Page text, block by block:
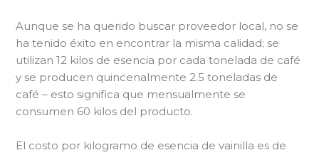
Aunque se ha querido buscar proveedor local, no se
ha tenido éxito en encontrar la misma calidad; se
utilizan 12 kilos de esencia por cada tonelada de café
y se producen quincenalmente 2.5 toneladas de
café – esto significa que mensualmente se
consumen 60 kilos del producto.
El costo por kilogramo de esencia de vainilla es de